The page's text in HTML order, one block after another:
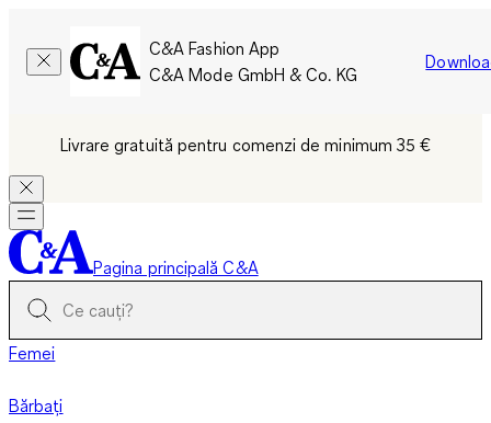
C&A Fashion App
C&A Mode GmbH & Co. KG
Livrare gratuită pentru comenzi de minimum 35 €
Pagina principală C&A
Femei
Bărbați